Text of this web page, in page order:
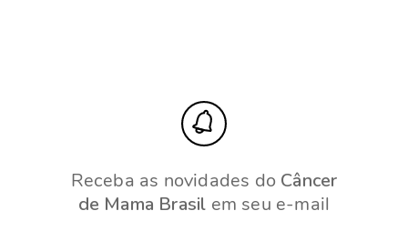
Receba as novidades do Câncer
de Mama Brasil em seu e-mail